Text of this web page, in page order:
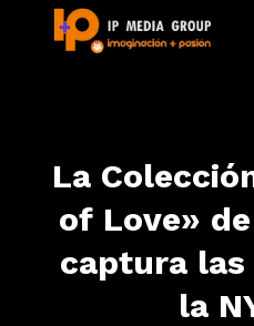
La
of Love»
captura las
la